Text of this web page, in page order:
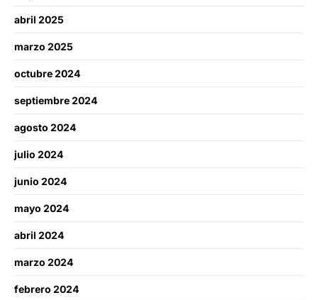
abril 2025
marzo 2025
octubre 2024
septiembre 2024
agosto 2024
julio 2024
junio 2024
mayo 2024
abril 2024
marzo 2024
febrero 2024